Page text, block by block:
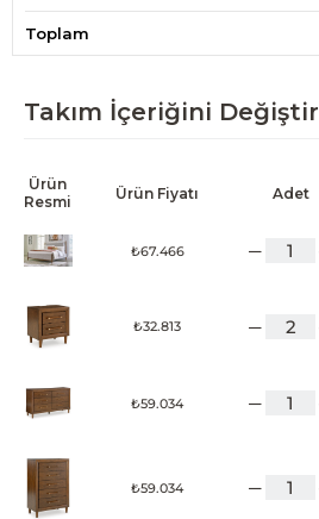
Toplam
Takım İçeriğini Değiştir
Ürün
Resmi
Ürün Fiyatı Adet
₺67.466
₺32.813
₺59.034
₺59.034